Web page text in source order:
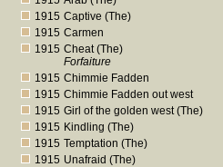
1915 Captive (The)
1915 Carmen
1915 Cheat (The)
Forfaiture
1915 Chimmie Fadden
1915 Chimmie Fadden out west
1915 Girl of the golden west (The)
1915 Kindling (The)
1915 Temptation (The)
1915 Unafraid (The)